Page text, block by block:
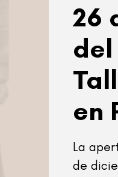
26
en
La
de